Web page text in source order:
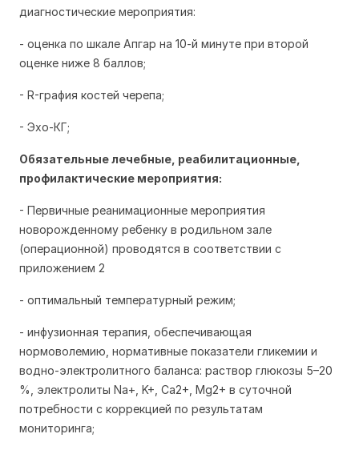
диагностические мероприятия:
- оценка по шкале Апгар на 10-й минуте при второй
оценке ниже 8 баллов;
- R-графия костей черепа;
- Эхо-КГ;
Обязательные лечебные, реабилитационные,
профилактические мероприятия:
- Первичные реанимационные мероприятия
новорожденному ребенку в родильном зале
(операционной) проводятся в соответствии с
приложением 2
- оптимальный температурный режим;
- инфузионная терапия, обеспечивающая
нормоволемию, нормативные показатели гликемии и
водно-электролитного баланса: раствор глюкозы 5–20
%, электролиты Na+, K+, Ca2+, Mg2+ в суточной
потребности с коррекцией по результатам
мониторинга;